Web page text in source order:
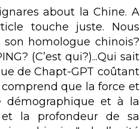
about la Chine. A
touche juste. Nous
homologue chinois?
(C’est qui?)...Qui sait
de Chapt-GPT coûtant
que la force et
démographique et à la
et la profondeur de sa